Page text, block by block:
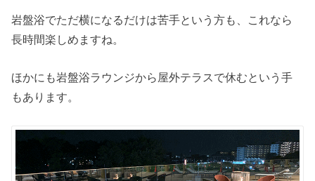
岩盤浴でただ横になるだけは苦手という方も、これなら
長時間楽しめますね。
ほかにも岩盤浴ラウンジから屋外テラスで休むという手
もあります。